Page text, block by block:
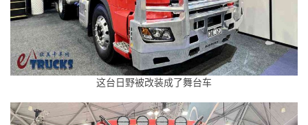
这台日野被改装成了舞台车